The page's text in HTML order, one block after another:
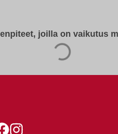
joilla on vaikutus